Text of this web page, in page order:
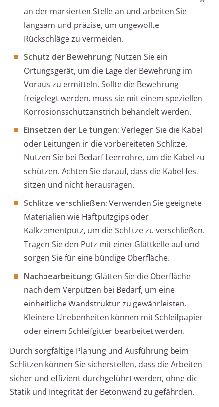
an der markierten Stelle an und arbeiten Sie
langsam und präzise, um ungewollte
Rückschläge zu vermeiden.
Schutz der Bewehrung: Nutzen Sie ein
Ortungsgerät, um die Lage der Bewehrung im
Voraus zu ermitteln. Sollte die Bewehrung
freigelegt werden, muss sie mit einem speziellen
Korrosionsschutzanstrich behandelt werden.
Einsetzen der Leitungen: Verlegen Sie die Kabel
oder Leitungen in die vorbereiteten Schlitze.
Nutzen Sie bei Bedarf Leerrohre, um die Kabel zu
schützen. Achten Sie darauf, dass die Kabel fest
sitzen und nicht herausragen.
Schlitze verschließen: Verwenden Sie geeignete
Materialien wie Haftputzgips oder
Kalkzementputz, um die Schlitze zu verschließen.
Tragen Sie den Putz mit einer Glättkelle auf und
sorgen Sie für eine bündige Oberfläche.
Nachbearbeitung: Glätten Sie die Oberfläche
nach dem Verputzen bei Bedarf, um eine
einheitliche Wandstruktur zu gewährleisten.
Kleinere Unebenheiten können mit Schleifpapier
oder einem Schleifgitter bearbeitet werden.
Durch sorgfältige Planung und Ausführung beim
Schlitzen können Sie sicherstellen, dass die Arbeiten
sicher und effizient durchgeführt werden, ohne die
Statik und Integrität der Betonwand zu gefährden.